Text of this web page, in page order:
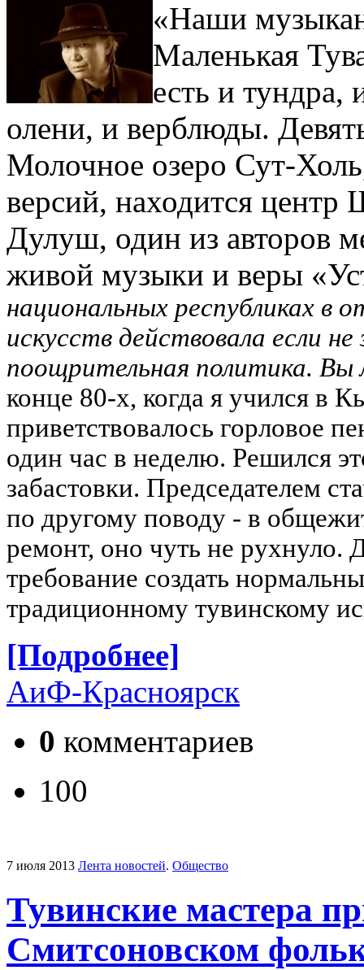
«Наши
Маленькая
есть и тундра,
олени, и верблюды.
Молочное озеро Сут-
версий, находится
Дулуш, один из авторов
живой музыки и веры
национальных республиках в
искусств действовала если
поощрительная политика.
конце 80-х, когда я учился в
приветствовалось горловое
один час в неделю. Решился
забастовки. Председателем
по другому поводу - в
ремонт, оно чуть не рухнуло.
требование создать
традиционному тувинскому
[Подробнее]
АиФ-Красноярск
0 комментариев
100
7 июля 2013 Лента новостей. Общество
Тувинские мастера
Смитсоновском